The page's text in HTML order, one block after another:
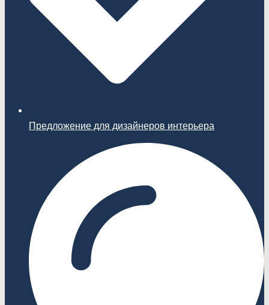
Предложение для дизайнеров интерьера